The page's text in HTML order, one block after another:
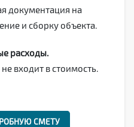
документация на
и сборку объекта.
расходы.
входит в стоимость.
СМЕТУ